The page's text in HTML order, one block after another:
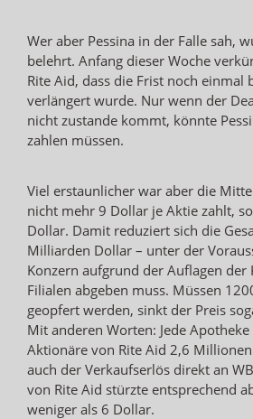
Wer aber Pessina in der Falle sah,
belehrt. Anfang dieser Woche
Rite Aid, dass die Frist noch einmal
verlängert wurde. Nur wenn der
nicht zustande kommt, könnte
zahlen müssen.
Viel erstaunlicher war aber die
nicht mehr 9 Dollar je Aktie zahlt,
Dollar. Damit reduziert sich die
Milliarden Dollar – unter der
Konzern aufgrund der Auflagen
Filialen abgeben muss. Müssen
geopfert werden, sinkt der Preis
Mit anderen Worten: Jede
Aktionäre von Rite Aid 2,6
auch der Verkaufserlös direkt an
von Rite Aid stürzte entsprechend
weniger als 6 Dollar.